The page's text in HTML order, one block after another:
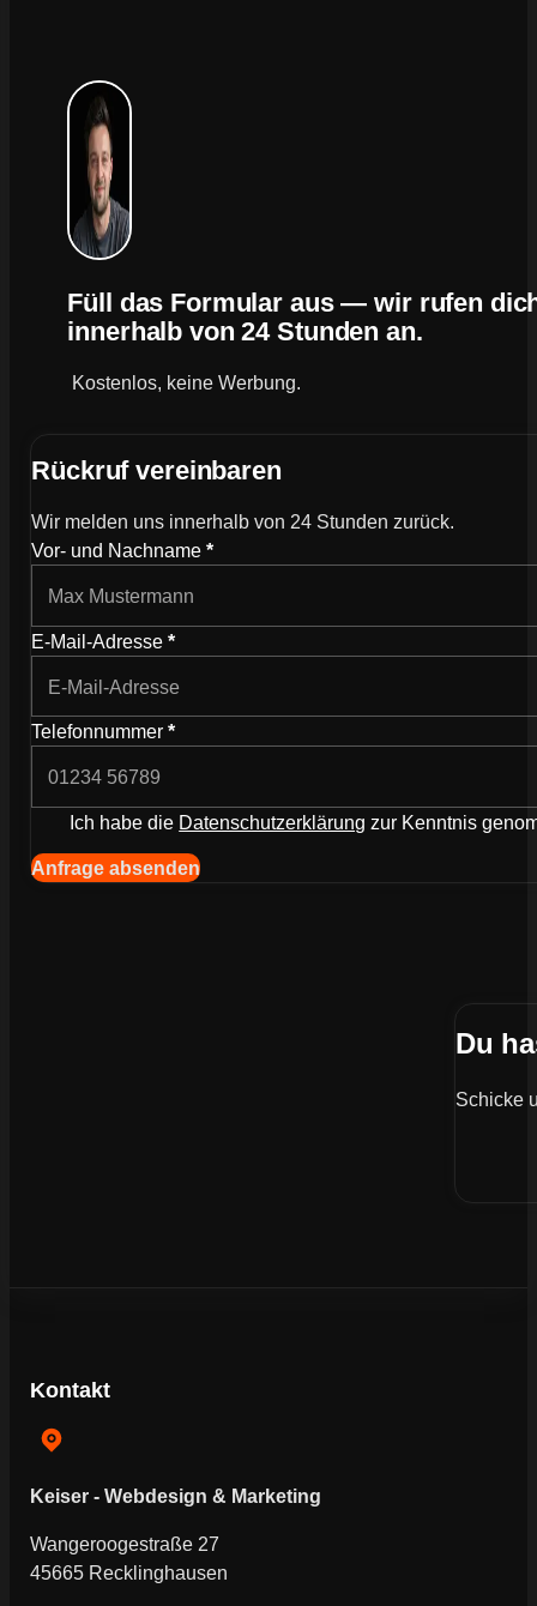
Rückruf vereinbaren
Wir melden uns innerhalb von 24 Stunden zurück.
Wie können wir dich kontaktieren?
Vor- und Nachname *
E-Mail-Adresse *
Telefonnummer *
Ich habe die Datenschutzerklärung zur Kenntnis
Navigation (Kopie) (Kopieren) (Kopieren)
Anfrage absenden
Füll das Formular aus — wir rufen
innerhalb von 24 Stunden an.
Kostenlos, keine Werbung.
Du
Schicke
Kontakt
Keiser - Webdesign & Marketing
Wangeroogestraße 27
45665 Recklinghausen